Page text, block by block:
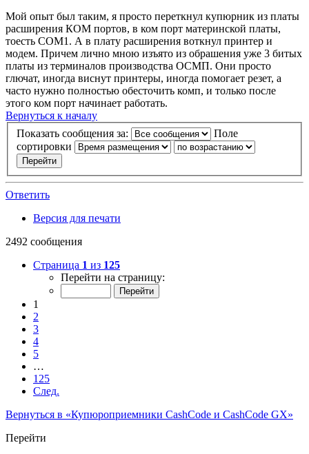
Мой опыт был таким, я просто переткнул купюрник из платы
расширения КОМ портов, в ком порт материнской платы,
тоесть COM1. А в плату расширения воткнул принтер и
модем. Причем лично мною изъято из обрашения уже 3 битых
платы из терминалов производства ОСМП. Они просто
глючат, иногда виснут принтеры, иногда помогает резет, а
часто нужно полностью обесточить комп, и только после
этого ком порт начинает работать.
Вернуться к началу
Показать сообщения за:
Поле
сортировки
Ответить
Версия для печати
2492 сообщения
Страница 1 из 125
Перейти на страницу:
1
2
3
4
5
…
125
След.
Вернуться в «Купюроприемники CashCode и CashCode GX»
Перейти